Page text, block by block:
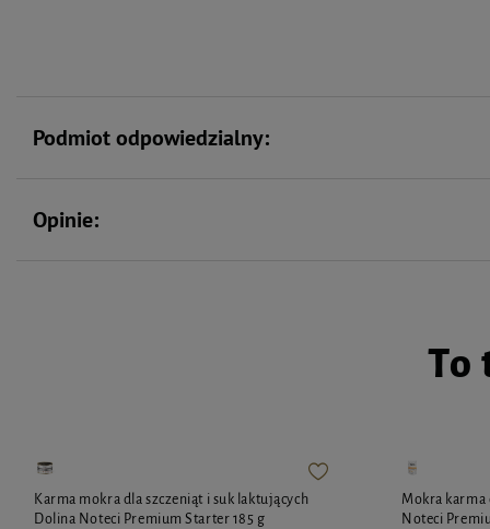
Podmiot odpowiedzialny:
Opinie:
To
Karma mokra dla szczeniąt i suk laktujących
Dolina Noteci Premium Starter 185 g
Mokra karma
Noteci